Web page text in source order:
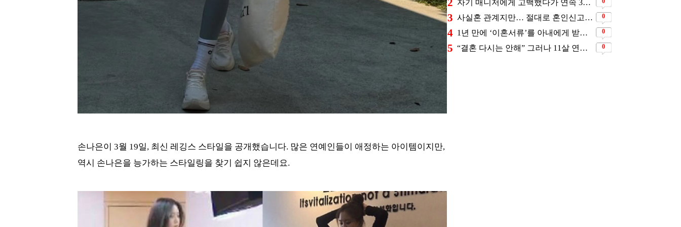
손나은이 3월 19일, 최신 레깅스 스타일을 공개했습니다. 많은 연예인들이 애정하는 아이템이지만,
역시 손나은을 능가하는 스타일링을 찾기 쉽지 않은데요.
2 자기 매니저에게 고백했다가 연속 3번 차였지만… 결국 결혼에 성공한 배우
3 사실혼 관계지만… 절대로 혼인신고는 하고 있지 않다는 배우 0
4 1년 만에 ‘이혼서류’를 아내에게 받았었다는 배우 0
5 “결혼 다시는 안해” 그러나 11살 연하남과 재혼 발표 0